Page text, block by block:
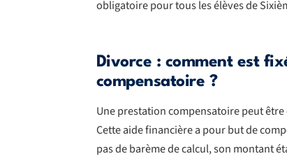
obligatoire pour tous les élèves de
Divorce : comment est
compensatoire ?
Une prestation compensatoire peut être
Cette aide financière a pour but de
pas de barème de calcul, son montant